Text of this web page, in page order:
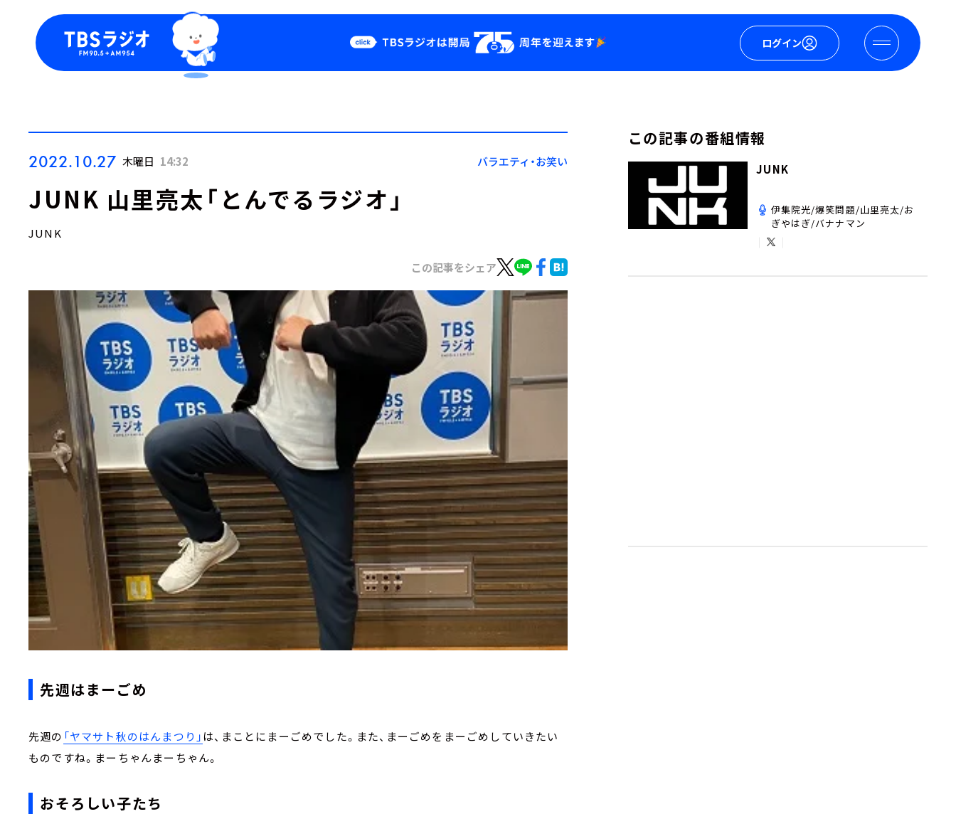
ログイン
Podcast
YouTube
会社情報
2022.10.27 木曜日 14:32 バラエティ・お笑い
JUNK 山里亮太「とんでるラジオ」
JUNK
この記事をシェア
先週はまーごめ
先週の 「ヤマサト秋のはんまつり」 は、まことにまーごめでした。また、まーごめをまーごめしていきたい
ものですね。まーちゃんまーちゃん。
おそろしい子たち
この記事の番組情報
JUNK
伊集院光/爆笑問題/山里亮太/お
ぎやはぎ/バナナマン